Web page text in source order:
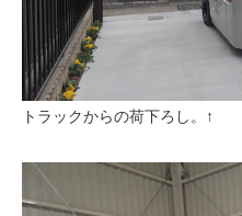
トラックからの荷下ろし。↑